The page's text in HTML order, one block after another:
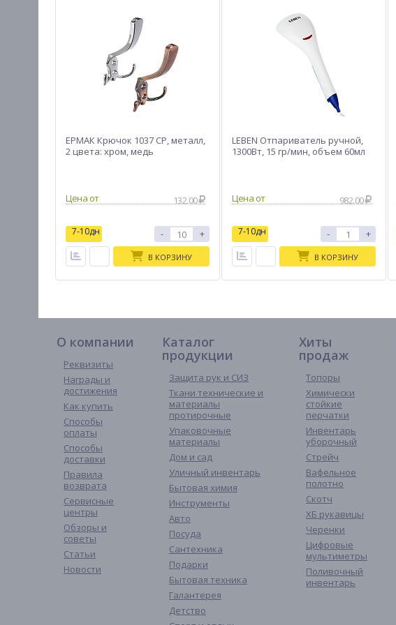
ЕРМАК Крючок 1037 CP, металл,
2 цвета: хром, медь
132.00
7-10дн - +
В КОРЗИНУ
LEBEN Отпариватель ручной,
1300Вт, 15 гр/мин, объем 60мл
982.00
7-10дн - +
В КОРЗИНУ
О компании
Реквизиты
Награды и
достижения
Как купить
Способы
оплаты
Способы
доставки
Правила
возврата
Сервисные
центры
Обзоры и
советы
Статьи
Новости
Каталог
продукции
Защита рук и СИЗ
Ткани технические и
материалы
протирочные
Упаковочные
материалы
Дом и сад
Уличный инвентарь
Бытовая химия
Инструменты
Авто
Посуда
Сантехника
Подарки
Бытовая техника
Галантерея
Детство
Хиты
продаж
Топоры
Химически
стойкие
перчатки
Инвентарь
уборочный
Стрейч
Вафельное
полотно
Скотч
ХБ рукавицы
Черенки
Цифровые
мультиметры
Поливочный
инвентарь